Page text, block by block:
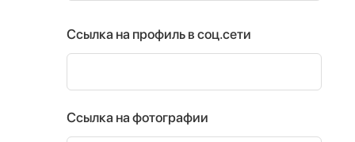
Ссылка на профиль в соц.сети
Ссылка на фотографии